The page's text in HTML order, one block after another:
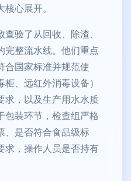
心展开。
验了从回收、除渣、
完整流水线。他们重点
合国家标准并规范使
、远红外消毒设备）
求，以及生产用水水质
包装环节，检查组严格
、是否符合食品级标
求，操作人员是否持有